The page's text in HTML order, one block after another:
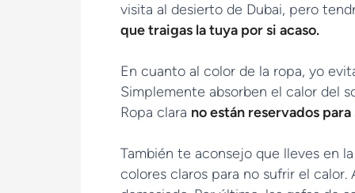
visita al desierto de Dubai, pero
que traigas la tuya por si acaso.
En cuanto al color de la ropa, yo
Simplemente absorben el calor del
Ropa clara no están reservados
También te aconsejo que lleves en
colores claros para no sufrir el calor.